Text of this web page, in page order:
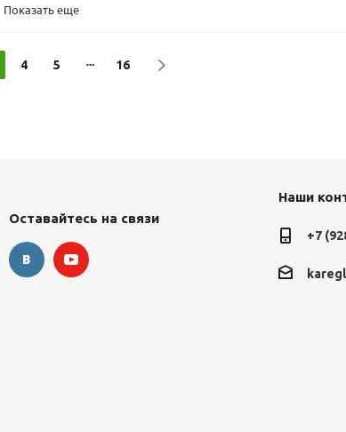
Показать еще
4 5 16
Оставайтесь на связи
Наши
+7